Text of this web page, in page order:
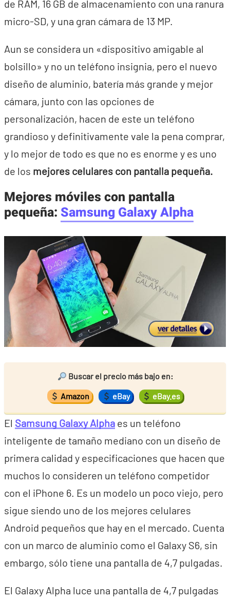
de RAM, 16 GB de almacenamiento con una ranura
micro-SD, y una gran cámara de 13 MP.
Aun se considera un «dispositivo amigable al
bolsillo» y no un teléfono insignia, pero el nuevo
diseño de aluminio, batería más grande y mejor
cámara, junto con las opciones de
personalización, hacen de este un teléfono
grandioso y definitivamente vale la pena comprar,
y lo mejor de todo es que no es enorme y es uno
de los mejores celulares con pantalla pequeña.
Mejores móviles con pantalla
pequeña: Samsung Galaxy Alpha
Buscar el precio más bajo en:
Amazon eBay eBay.es
El Samsung Galaxy Alpha es un teléfono
inteligente de tamaño mediano con un diseño de
primera calidad y especificaciones que hacen que
muchos lo consideren un teléfono competidor
con el iPhone 6. Es un modelo un poco viejo, pero
sigue siendo uno de los mejores celulares
Android pequeños que hay en el mercado. Cuenta
con un marco de aluminio como el Galaxy S6, sin
embargo, sólo tiene una pantalla de 4,7 pulgadas.
El Galaxy Alpha luce una pantalla de 4,7 pulgadas